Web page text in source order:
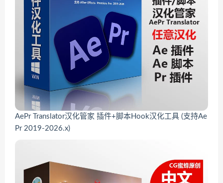
AePr Translator汉化管家 插件+脚本Hook汉化工具 (支持Ae
Pr 2019-2026.x)